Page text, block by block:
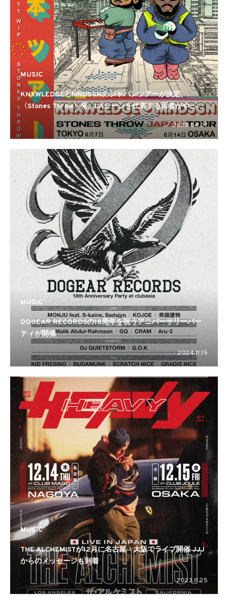
MUSIC
KNXWLEDGEとMNDSGNのジャパンツアーが決定。
〈Stones Throw〉発、LAシーンを代表する両者がやって
くる
2025.04.07
MUSIC
DOGEAR RECORDSの18周年を祝うアニバーサリーパー
ティが開催
2024.11.15
MUSIC
THE ALCHEMISTが12月に名古屋・大阪でライブ開催 JJJ
からのメッセージも到着
2023.11.25